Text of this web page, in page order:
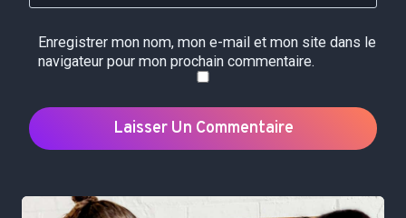
Enregistrer mon nom, mon e-mail et mon site dans le
navigateur pour mon prochain commentaire.